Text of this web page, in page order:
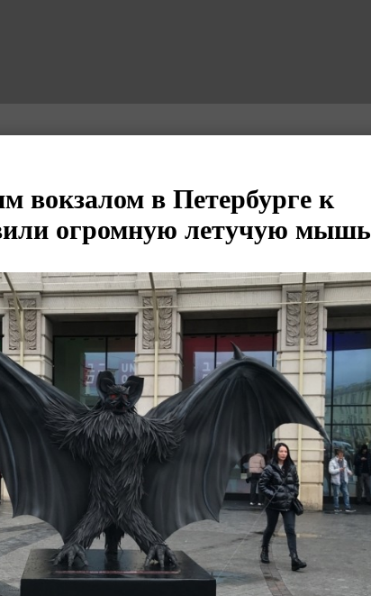
вокзалом в Петербурге к
огромную летучую мышь